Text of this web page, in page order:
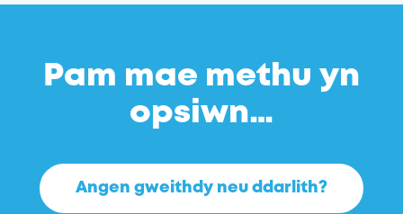
Pam mae methu yn
opsiwn…
Angen gweithdy neu ddarlith?